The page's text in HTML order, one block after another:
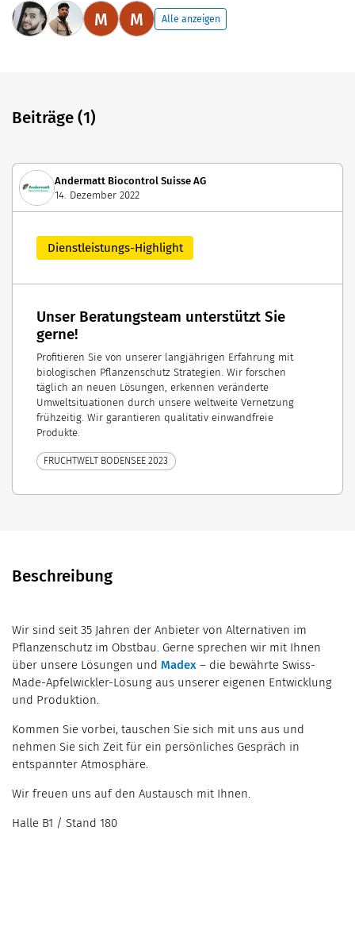
M M Alle anzeigen
Beiträge (1)
Andermatt Biocontrol Suisse AG
14. Dezember 2022
Dienstleistungs-Highlight
Unser Beratungsteam unterstützt Sie
gerne!
Profitieren Sie von unserer langjährigen Erfahrung mit
biologischen Pflanzenschutz Strategien. Wir forschen
täglich an neuen Lösungen, erkennen veränderte
Umweltsituationen durch unsere weltweite Vernetzung
frühzeitig. Wir garantieren qualitativ einwandfreie
Produkte.
FRUCHTWELT BODENSEE 2023
Beschreibung
Wir sind seit 35 Jahren der Anbieter von Alternativen im
Pflanzenschutz im Obstbau. Gerne sprechen wir mit Ihnen
über unsere Lösungen und Madex – die bewährte Swiss-
Made-Apfelwickler-Lösung aus unserer eigenen Entwicklung
und Produktion.
Kommen Sie vorbei, tauschen Sie sich mit uns aus und
nehmen Sie sich Zeit für ein persönliches Gespräch in
entspannter Atmosphäre.
Wir freuen uns auf den Austausch mit Ihnen.
Halle B1 / Stand 180